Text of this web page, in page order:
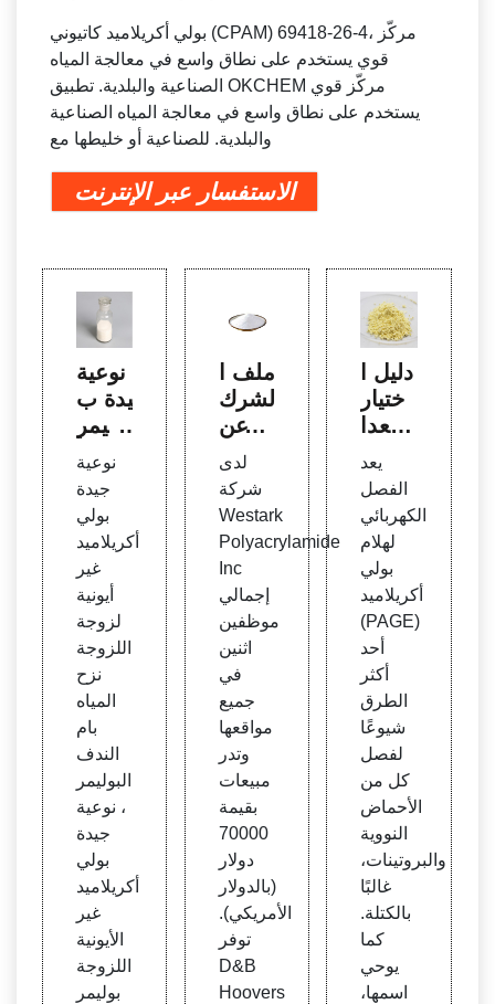
بولي أكريلاميد كاتيوني (CPAM) 69418-26-4، مركّز
قوي يستخدم على نطاق واسع في معالجة المياه
الصناعية والبلدية. تطبيق OKCHEM مركّز قوي
يستخدم على نطاق واسع في معالجة المياه الصناعية
والبلدية. للصناعية أو خليطها مع
الاستفسار عبر الإنترنت
نوعية
جيدة ب
وليمر
كريلام
يد غير
أيوني
اللزو
جة نز
ح المي
اه بول
يمر ال
ندف -
شراء
بولي أ
كريلام
يد نوني
ون ، ب
وليمر
، بام ا
لندف
نوعية
جيدة
بولي
أكريلاميد
غير
أيونية
لزوجة
اللزوجة
نزح
المياه
بام
الندف
البوليمر
، نوعية
جيدة
بولي
أكريلاميد
غير
الأيونية
اللزوجة
بوليمر
ملف ا
لشرك
ة عن
شركة
West
ark P
olyac
ryla
mide
| فان
بوري
ن، A
R | ال
منافس
ون وا
لمالية
جهات
الاتصا
ل - D
un &
Brad
stree
t
لدى
شركة
Westark
Polyacrylamide
Inc
إجمالي
موظفين
اثنين
في
جميع
مواقعها
وتدر
مبيعات
بقيمة
70000
دولار
(بالدولار
الأمريكي).
توفر
D&B
Hoovers
دليل ا
ختيار
معدا
صل ال
كهرب
ي لله
لام |
Engi
neeri
ng36
0 - E
ngin
eerin
g360
- البح
ث اله
ندسي
& كتال
وجات
المور
دين ال
ين
يعد
الفصل
الكهربائي
لهلام
بولي
أكريلاميد
(PAGE)
أحد
أكثر
الطرق
شيوعًا
لفصل
كل من
الأحماض
النووية
والبروتينات،
غالبًا
بالكتلة.
كما
يوحي
اسمها،